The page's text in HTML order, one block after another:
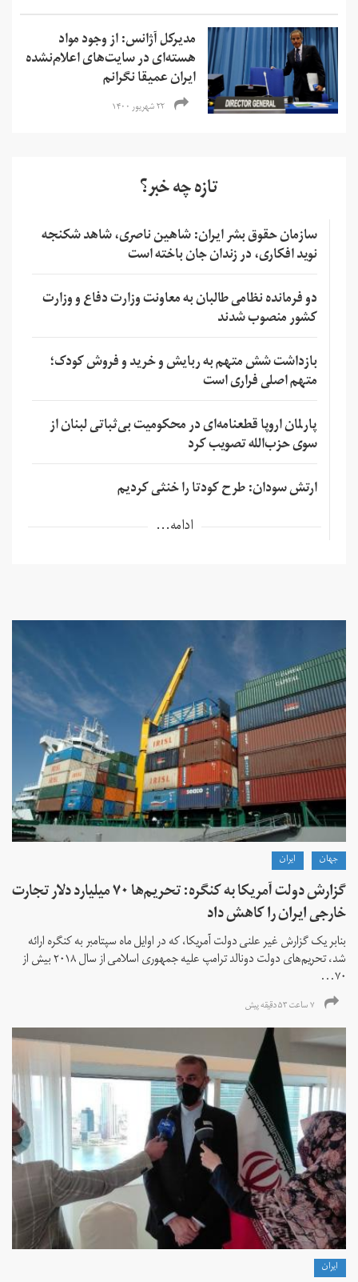
مدیرکل آژانس: از وجود مواد
هسته‌ای در سایت‌های اعلام‌نشده
ایران عمیقا نگرانم
۲۲ شهریور ۱۴۰۰
تازه چه خبر؟
سازمان حقوق بشر ایران: شاهین ناصری، شاهد شکنجه
نوید افکاری، در زندان جان باخته است
دو فرمانده نظامی طالبان به معاونت وزارت دفاع و وزارت
کشور منصوب شدند
بازداشت شش متهم به ربایش و خرید و فروش کودک؛
متهم اصلی فراری است
پارلمان اروپا قطعنامه‌ای در محکومیت بی‌ثباتی لبنان از
سوی حزب‌الله تصویب کرد
ارتش سودان: طرح کودتا را خنثی کردیم
ادامه...
جهان ايران
گزارش دولت آمریکا به کنگره: تحریم‌ها ۷۰ میلیارد دلار تجارت
خارجی ایران را کاهش داد
بنابر یک گزارش غیر علنی دولت آمریکا، که در اوایل ماه سپتامبر به کنگره ارائه
شد، تحریم‌های دولت دونالد ترامپ علیه جمهوری اسلامی از سال ۲۰۱۸ بیش از
۷۰...
۷ ساعت ۵۳ دقیقه پیش
ايران